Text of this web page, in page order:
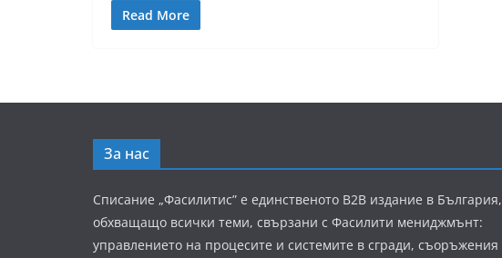
Read More
За нас
Списание „Фасилитис” е единственото B2B издание в България,
обхващащо всички теми, свързани с Фасилити мениджмънт:
управлението на процесите и системите в сгради, съоръжения